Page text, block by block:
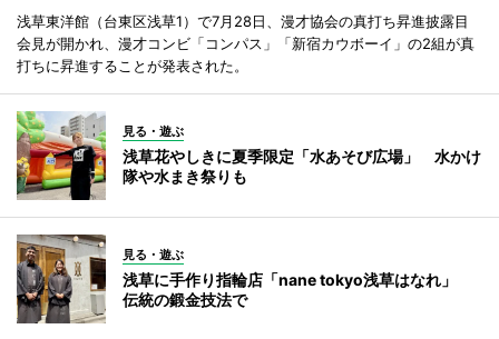
浅草東洋館（台東区浅草1）で7月28日、漫才協会の真打ち昇進披露目
会見が開かれ、漫才コンビ「コンパス」「新宿カウボーイ」の2組が真
打ちに昇進することが発表された。
見る・遊ぶ
浅草花やしきに夏季限定「水あそび広場」 水かけ
隊や水まき祭りも
見る・遊ぶ
浅草に手作り指輪店「nane tokyo浅草はなれ」
伝統の鍛金技法で